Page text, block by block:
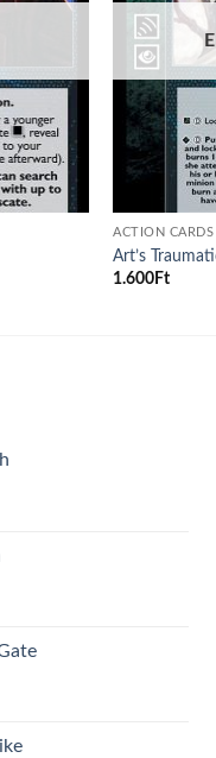
ACTION CARDS
Art’s
1.600 Ft